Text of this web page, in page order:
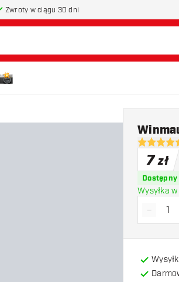
Zwroty w ciągu 30 dni
5 gwiazdki
7 zł
Dostępny
Wysyłka
-